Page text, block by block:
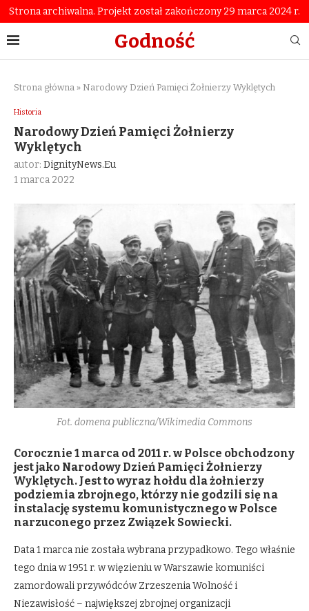
Strona archiwalna. Projekt został zakończony 29 marca 2024 r.
Godność
Strona główna » Narodowy Dzień Pamięci Żołnierzy Wyklętych
Historia
Narodowy Dzień Pamięci Żołnierzy
Wyklętych
autor: DignityNews.eu
1 marca 2022
Fot. domena publiczna/Wikimedia Commons
Corocznie 1 marca od 2011 r. w Polsce obchodzony
jest jako Narodowy Dzień Pamięci Żołnierzy
Wyklętych. Jest to wyraz hołdu dla żołnierzy
podziemia zbrojnego, którzy nie godzili się na
instalację systemu komunistycznego w Polsce
narzuconego przez Związek Sowiecki.
Data 1 marca nie została wybrana przypadkowo. Tego właśnie
tego dnia w 1951 r. w więzieniu w Warszawie komuniści
zamordowali przywódców Zrzeszenia Wolność i
Niezawisłość – największej zbrojnej organizacji